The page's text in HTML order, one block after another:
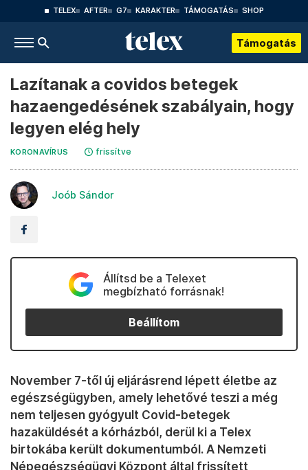
TELEX AFTER G7 KARAKTER TÁMOGATÁS SHOP
Támogatás
Lazítanak a covidos betegek
hazaengedésének szabályain, hogy
legyen elég hely
KORONAVÍRUS frissítve
Joób Sándor
Állítsd be a Telexet
megbízható forrásnak!
Beállítom
November 7-től új eljárásrend lépett életbe az
egészségügyben, amely lehetővé teszi a még
nem teljesen gyógyult Covid-betegek
hazaküldését a kórházból, derül ki a Telex
birtokába került dokumentumból. A Nemzeti
Népegészségügyi Központ által frissített